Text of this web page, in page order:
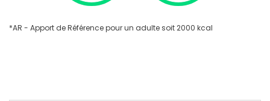
*AR - Apport de Référence pour un adulte soit 2000 kcal